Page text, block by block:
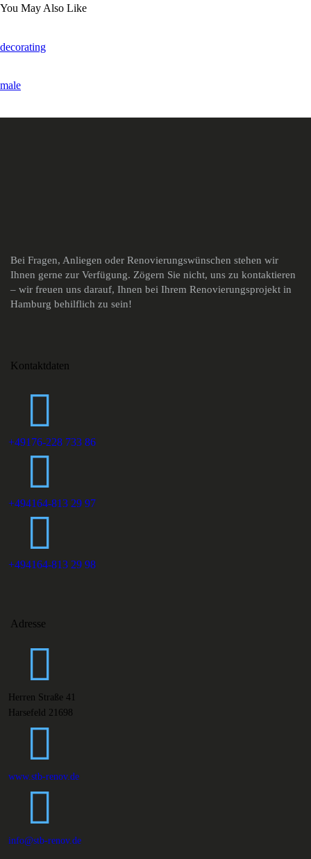
You May Also Like
decorating
male
Bei Fragen, Anliegen oder Renovierungswünschen stehen wir
Ihnen gerne zur Verfügung. Zögern Sie nicht, uns zu kontaktieren
– wir freuen uns darauf, Ihnen bei Ihrem Renovierungsprojekt in
Hamburg behilflich zu sein!
Kontaktdaten
+49176-228 733 86
+494164-813 29 97
+494164-813 29 98
Adresse
Herren Straße 41
Harsefeld 21698
www.stb-renov.de
info@stb-renov.de